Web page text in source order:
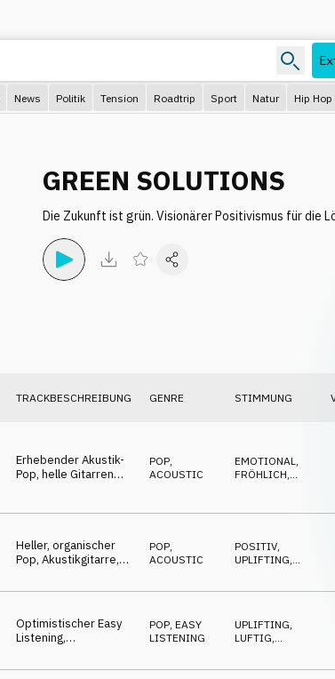
News Politik Tension Roadtrip Sport Natur Hip Hop
GREEN SOLUTIONS
Die Zukunft ist grün. Visionärer Positivismus für die
TRACKBESCHREIBUNG GENRE STIMMUNG
Erhebender Akustik-
Pop, helle Gitarren
POP,
ACOUSTIC
EMOTIONAL,
FRÖHLICH,
Heller, organischer
Pop, Akustikgitarre,
Mallets, DIY
POP
ACOUSTIC
POSITIV
UPLIFTING
Optimistischer Easy
Listening,
eigenartiger Beat,
POP EASY
LISTENING
UPLIFTING
LUFTIG